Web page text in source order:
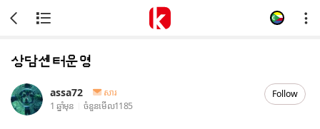
상담센터운영
assa72
សារ
1 ឆ្នាំមុន
ចំនួនមើល1185
Follow